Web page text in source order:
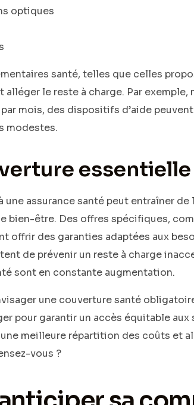
optiques
santé, telles que celles
alléger le reste à charge. Par
mois, des dispositifs d’aide
modestes.
essentielle
une assurance santé peut entraîner
bien-être. Des offres spécifiques,
offrir des garanties adaptées aux
de prévenir un reste à charge
sont en constante augmentation.
une couverture santé
pour garantir un accès équitable
meilleure répartition des coûts et
vous ?